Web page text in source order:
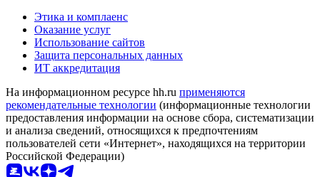
Этика и комплаенс
Оказание услуг
Использование сайтов
Защита персональных данных
ИТ аккредитация
На информационном ресурсе hh.ru применяются
рекомендательные технологии (информационные технологии
предоставления информации на основе сбора, систематизации
и анализа сведений, относящихся к предпочтениям
пользователей сети «Интернет», находящихся на территории
Российской Федерации)